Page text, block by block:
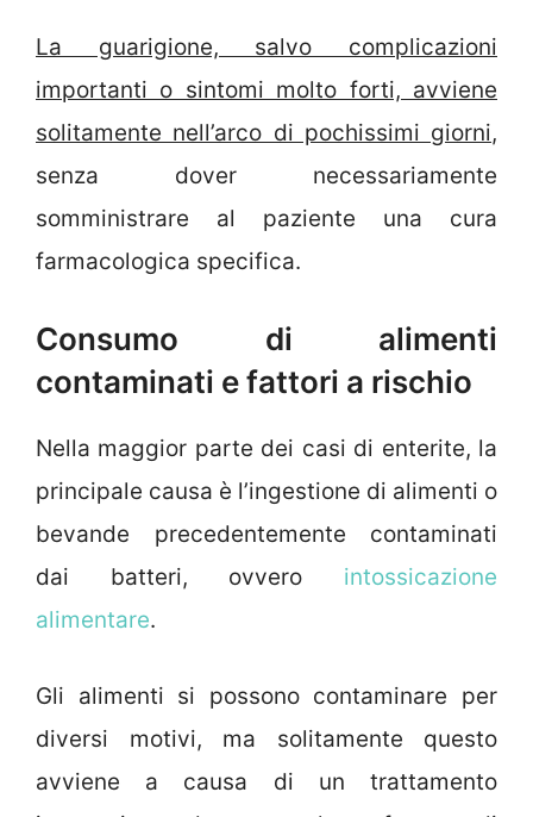
La guarigione, salvo complicazioni
importanti o sintomi molto forti, avviene
solitamente nell’arco di pochissimi giorni,
senza dover necessariamente
somministrare al paziente una cura
farmacologica specifica.
Consumo di alimenti
contaminati e fattori a rischio
Nella maggior parte dei casi di enterite, la
principale causa è l’ingestione di alimenti o
bevande precedentemente contaminati
dai batteri, ovvero intossicazione
alimentare.
Gli alimenti si possono contaminare per
diversi motivi, ma solitamente questo
avviene a causa di un trattamento